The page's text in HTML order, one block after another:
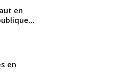
en
en